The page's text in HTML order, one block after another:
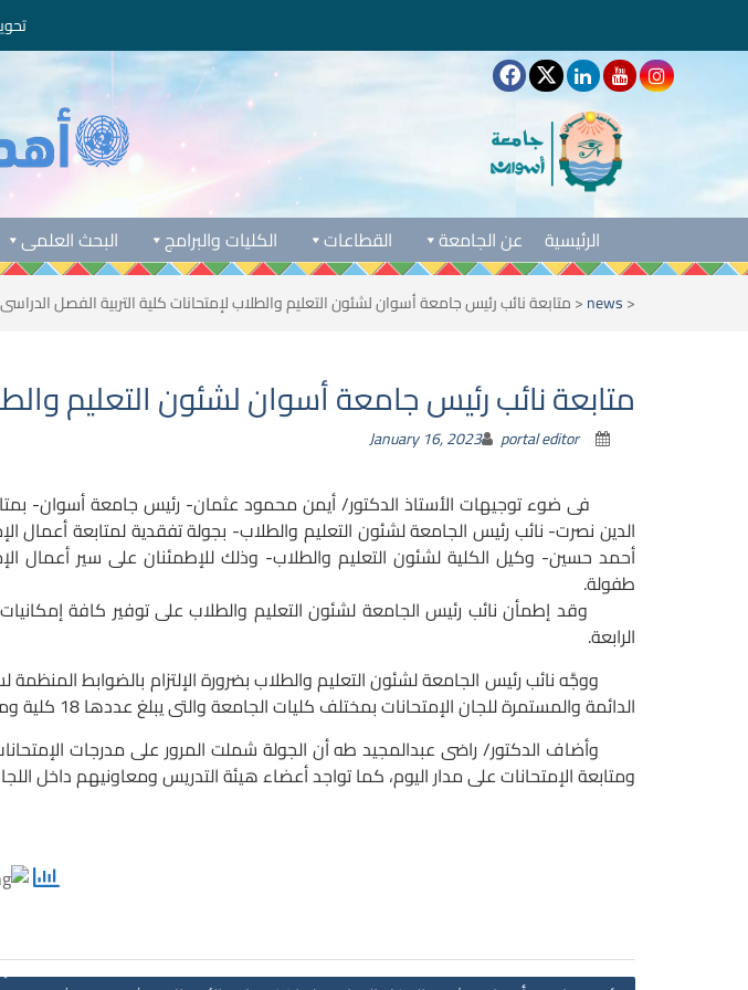
البحث العلمى الكليات والبرامج القطاعات عن الجامعة الرئيسية
<
news
<متابعة نائب رئيس جامعة أسوان لشئون التعليم والطلاب لإمتحانات كلية التربية الفصل
متابعة نائب رئيس جامعة أسوان لشئون التعليم
January 16, 2023 portal editor
فى ضوء توجيهات الأستاذ الدكتور/ أيمن محمود عثمان- رئيس جامعة أسوان- بمتابعة
الدين نصرت- نائب رئيس الجامعة لشئون التعليم والطلاب- بجولة تفقدية لمتابعة أعمال
أحمد حسين- وكيل الكلية لشئون التعليم والطلاب- وذلك للإطمئنان على سير أعمال
طفولة.
الرابعة.
ووجَّه نائب رئيس الجامعة لشئون التعليم والطلاب بضرورة الإلتزام بالضوابط المنظمة
الدائمة والمستمرة للجان الإمتحانات بمختلف كليات الجامعة والتى يبلغ عددها 18 كلية ومعهدين، والتى يخوضها واحد وثلاثون ألف طالب وطالبة بالجامعة.
وأضاف الدكتور/ راضى عبدالمجيد طه أن الجولة شملت المرور على مدرجات الإمتحانات
ومتابعة الإمتحانات على مدار اليوم، كما تواجد أعضاء هيئة التدريس ومعاونيهم داخل